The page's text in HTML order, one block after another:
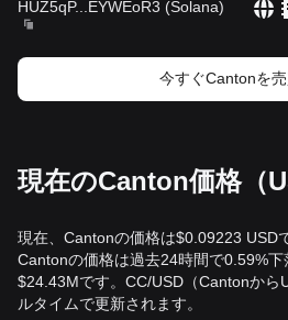
HUZ5qP... EYWEoR3 (Solana)
今すぐCantonを
現在のCanton価格（
現在、Cantonの価格は$0.09223 USD
Cantonの価格は過去24時間で0.59%
$24.43Mです。CC/USD（Cantonから
ルタイムで更新されます。